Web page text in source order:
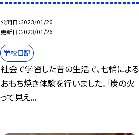
公開日 2023/01/26
更新日 2023/01/26
学校日記
社会で学習した昔の生活で、七輪による
おもち焼き体験を行いました。「炭の火
って見え...